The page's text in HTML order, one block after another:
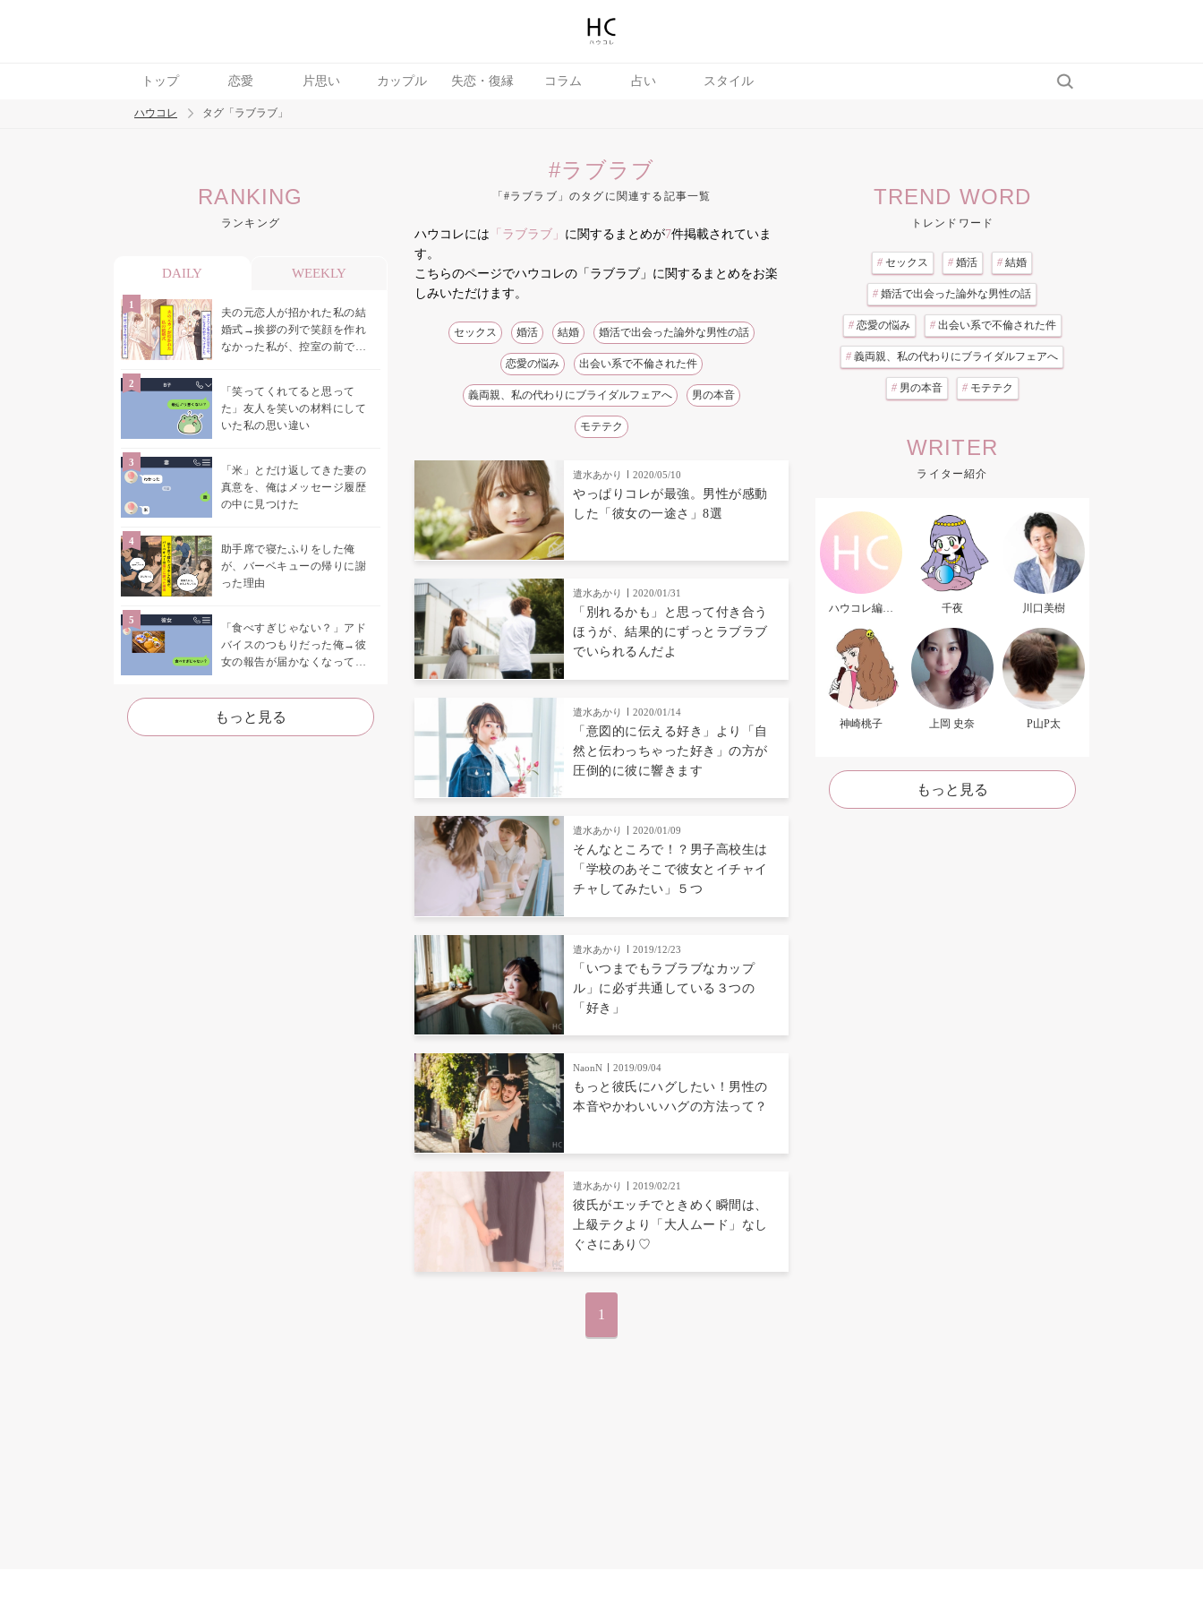
トップ 恋愛 片思い カップル 失恋・復縁 コラム 占い スタイル
トレンド ワード
モテテク 婚活
ハウコレ タグ「ラブラブ」
RANKING
ランキング
DAILY WEEKLY
夫の元恋人が招かれた私の結
婚式→挨拶の列で笑顔を作れ
なかった私が、控室の前で彼
「笑ってくれてると思って
た」友人を笑いの材料にして
いた私の思い違い
「米」とだけ返してきた妻の
真意を、俺はメッセージ履歴
の中に見つけた
助手席で寝たふりをした俺
が、バーベキューの帰りに謝
った理由
「食べすぎじゃない？」アド
バイスのつもりだった俺→彼
女の報告が届かなくなって、
た
もっと見る
#ラブラブ
「#ラブラブ」のタグに関連する記事一覧
ハウコレには 「ラブラブ」 に関するまとめが7件掲載されていま
す。
こちらのページでハウコレの「ラブラブ」に関するまとめをお楽
しみいただけます。
セックス 婚活 結婚 婚活で出会った論外な男性の話
恋愛の悩み 出会い系で不倫された件
義両親、私の代わりにブライダルフェアへ 男の本音
モテテク
遣水あかり 2020/05/10
やっぱりコレが最強。男性が感動
した「彼女の一途さ」8選
遣水あかり 2020/01/31
「別れるかも」と思って付き合う
ほうが、結果的にずっとラブラブ
でいられるんだよ
遣水あかり 2020/01/14
「意図的に伝える好き」より「自
然と伝わっちゃった好き」の方が
圧倒的に彼に響きます
遣水あかり 2020/01/09
そんなところで！？男子高校生は
「学校のあそこで彼女とイチャイ
チャしてみたい」５つ
遣水あかり 2019/12/23
「いつまでもラブラブなカップ
ル」に必ず共通している３つの
「好き」
NaonN 2019/09/04
もっと彼氏にハグしたい！男性の
本音やかわいいハグの方法って？
遣水あかり 2019/02/21
彼氏がエッチでときめく瞬間は、
上級テクより「大人ムード」なし
ぐさにあり♡
1
TREND WORD
トレンドワード
# セックス # 婚活 # 結婚
# 婚活で出会った論外な男性の話
# 恋愛の悩み # 出会い系で不倫された件
# 義両親、私の代わりにブライダルフェアへ
# 男の本音 # モテテク
WRITER
ライター紹介
ハウコレ編集
千夜 川口美樹
神崎桃子 上岡 史奈 P山P太
もっと見る